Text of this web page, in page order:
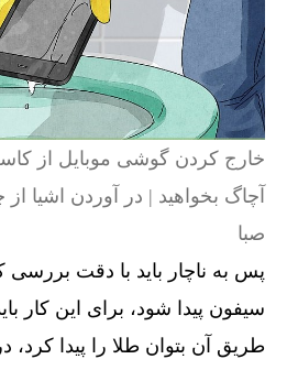
خارج کردن گوشی موبایل از
آچاگ بخواهید | در آوردن اشیا از
صبا
پس به ناچار باید با دقت بررسی
سیفون پیدا شود، برای این کار
طریق آن بتوان طلا را پیدا کرد،